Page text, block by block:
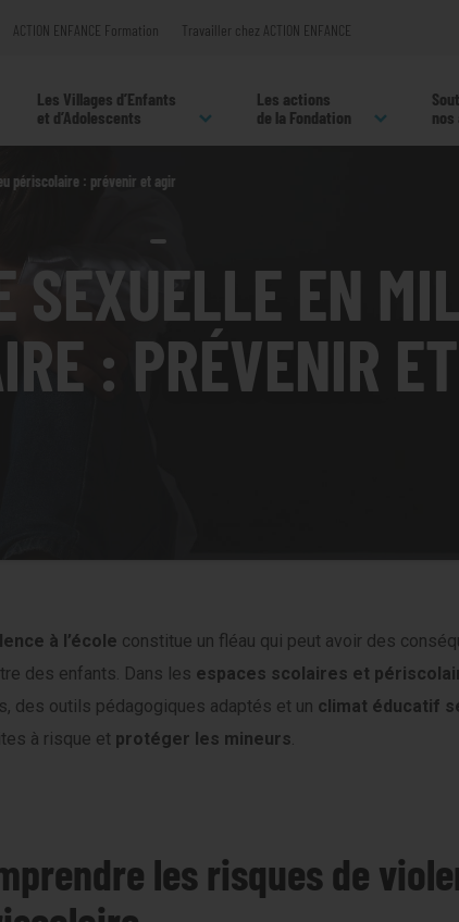
ACTION ENFANCE Formation Travailler chez ACTION ENFANCE
Les Villages d’Enfants
et d’Adolescents
Les actions
de la Fondation
périscolaire : prévenir et agir
SEXUELLE EN
: PRÉVENIR
à l’école constitue un fléau qui peut avoir des
des enfants. Dans les espaces scolaires et
des outils pédagogiques adaptés et un climat éducatif
à risque et protéger les mineurs.
les risques de